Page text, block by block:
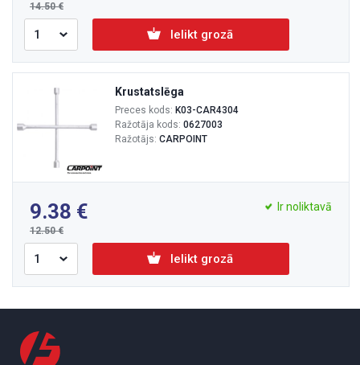
14.50
Ielikt grozā
Krustatslēga
Preces kods: K03-CAR4304
Ražotāja kods: 0627003
Ražotājs: CARPOINT
9.38
12.50
Ir noliktavā
Ielikt grozā